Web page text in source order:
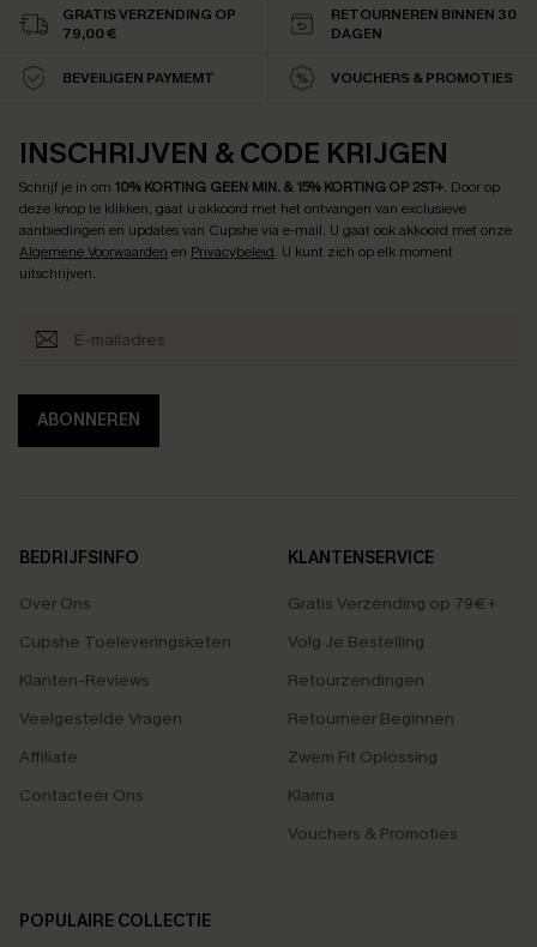
GRATIS VERZENDING OP
79,00 €
RETOURNEREN BINNEN 30
DAGEN
BEVEILIGEN PAYMEMT VOUCHERS & PROMOTIES
INSCHRIJVEN & CODE KRIJGEN
Schrijf je in om 10% KORTING GEEN MIN. & 15% KORTING OP 2ST+. Door op
deze knop te klikken, gaat u akkoord met het ontvangen van exclusieve
aanbiedingen en updates van Cupshe via e-mail. U gaat ook akkoord met onze
Algemene Voorwaarden en Privacybeleid. U kunt zich op elk moment
uitschrijven.
ABONNEREN
BEDRIJFSINFO
Over Ons
Cupshe Toeleveringsketen
Klanten-Reviews
Veelgestelde Vragen
Affiliate
Contacteer Ons
KLANTENSERVICE
Gratis Verzending op 79€+
Volg Je Bestelling
Retourzendingen
Retourneer Beginnen
Zwem Fit Oplossing
Klarna
Vouchers & Promoties
POPULAIRE COLLECTIE